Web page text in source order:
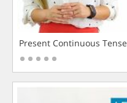
Present Continuous Tense